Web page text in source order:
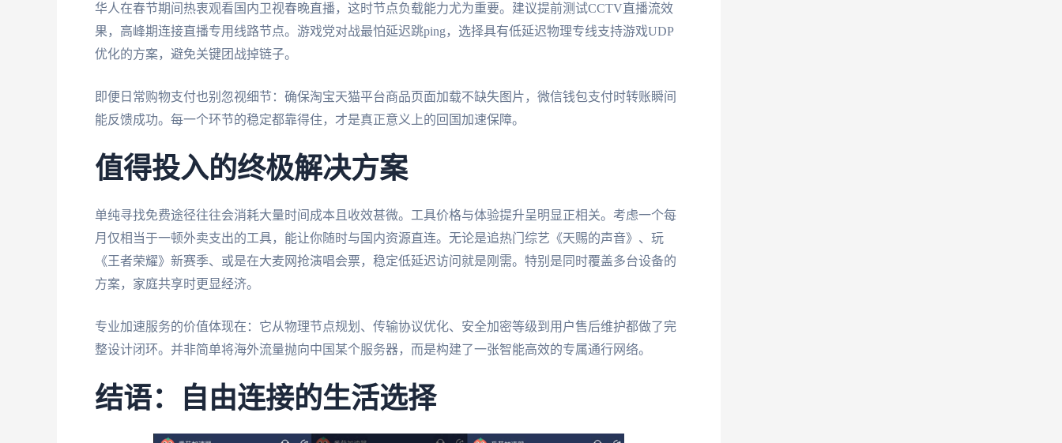
华人在春节期间热衷观看国内卫视春晚直播，这时节点负载能力尤为重要。建议提前测试CCTV直播流效
果，高峰期连接直播专用线路节点。游戏党对战最怕延迟跳ping，选择具有低延迟物理专线支持游戏UDP
优化的方案，避免关键团战掉链子。
即便日常购物支付也别忽视细节：确保淘宝天猫平台商品页面加载不缺失图片，微信钱包支付时转账瞬间
能反馈成功。每一个环节的稳定都靠得住，才是真正意义上的回国加速保障。
值得投入的终极解决方案
单纯寻找免费途径往往会消耗大量时间成本且收效甚微。工具价格与体验提升呈明显正相关。考虑一个每
月仅相当于一顿外卖支出的工具，能让你随时与国内资源直连。无论是追热门综艺《天赐的声音》、玩
《王者荣耀》新赛季、或是在大麦网抢演唱会票，稳定低延迟访问就是刚需。特别是同时覆盖多台设备的
方案，家庭共享时更显经济。
专业加速服务的价值体现在：它从物理节点规划、传输协议优化、安全加密等级到用户售后维护都做了完
整设计闭环。并非简单将海外流量抛向中国某个服务器，而是构建了一张智能高效的专属通行网络。
结语：自由连接的生活选择